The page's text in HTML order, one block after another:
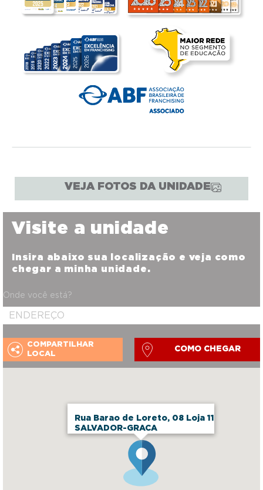
VEJA FOTOS DA UNIDADE
Rua Barao de Loreto, 08 Loja 11
SALVADOR-GRACA
Visite a unidade
Insira abaixo sua localização e veja como
chegar a minha unidade.
Onde você está?
COMPARTILHAR
LOCAL
COMO CHEGAR